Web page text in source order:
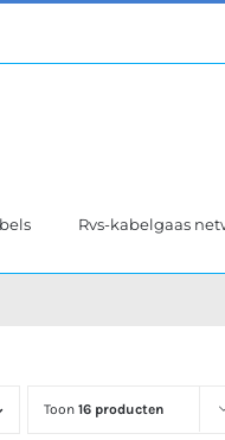
Rvs-kabelgaas
Toon 16 producten